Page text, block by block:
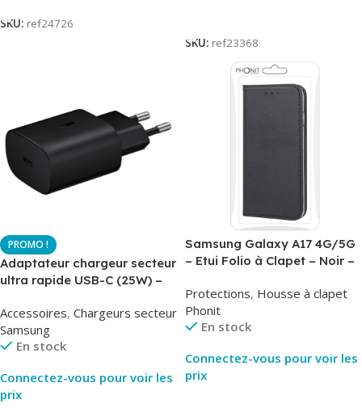
SKU: ref24726
SKU: ref23368
Adaptateur chargeur secteur
ultra rapide USB-C (25W) –
TA800
Accessoires, Chargeurs secteur
Samsung
En stock
Connectez-vous pour voir les
prix
Samsung Galaxy A17 4G/5G
– Etui Folio à Clapet – Noir –
Protections, Housse à clapet
Phonit
En stock
Connectez-vous pour voir les
prix